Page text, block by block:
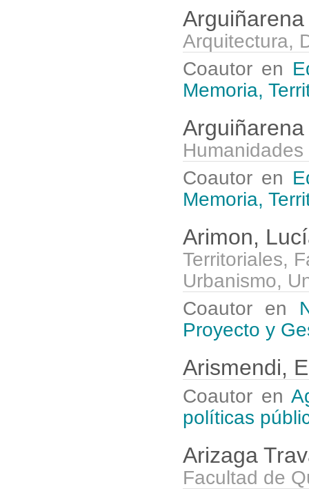
Arquitectura,
Coautor en
Memoria,
Coautor en
Memoria,
Arimon,
Territoriales,
Urbanismo,
Coautor en
Proyecto y
Arismendi,
Coautor en
políticas
Arizaga
Facultad de